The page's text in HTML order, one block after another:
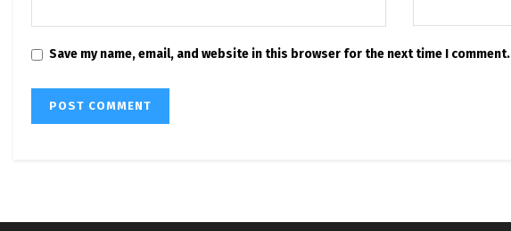
Save my name, email, and website in this browser for the next time I comment.